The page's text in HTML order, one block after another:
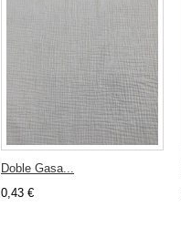
Doble Gasa...
0,43 €